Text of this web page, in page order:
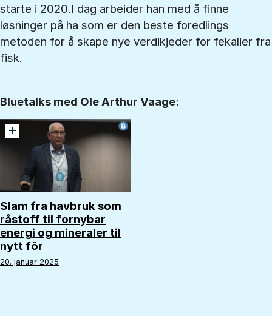
starte i 2020.I dag arbeider han med å finne
løsninger på ha som er den beste foredlings
metoden for å skape nye verdikjeder for fekalier fra
fisk.
Bluetalks med Ole Arthur Vaage:
+
Slam fra havbruk som
råstoff til fornybar
energi og mineraler til
nytt fôr
20. januar 2025